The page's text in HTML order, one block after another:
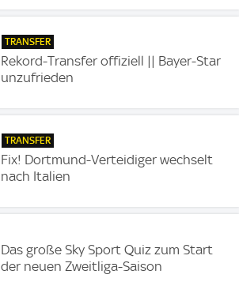
TRANSFER
Rekord-Transfer offiziell || Bayer-Star
unzufrieden
TRANSFER
Fix! Dortmund-Verteidiger wechselt
nach Italien
Das große Sky Sport Quiz zum Start
der neuen Zweitliga-Saison